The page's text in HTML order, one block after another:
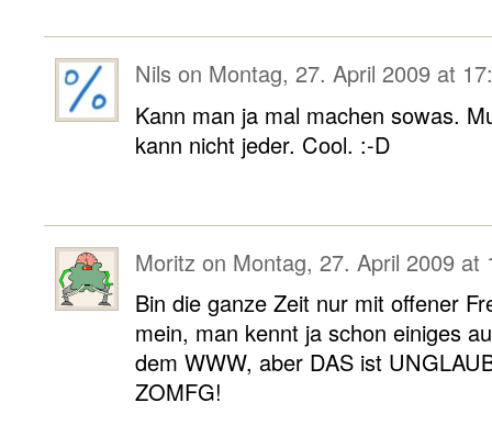
Nils on Montag, 27. April 2009 at
Kann man ja mal machen sowas.
kann nicht jeder. Cool. :-D
Moritz on Montag, 27. April 2009 at
Bin die ganze Zeit nur mit offener
mein, man kennt ja schon einiges
dem WWW, aber DAS ist
ZOMFG!